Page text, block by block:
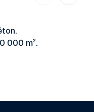
000 m².